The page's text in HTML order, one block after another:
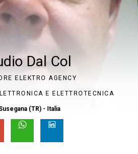
Dal Col
ELEKTRO AGENCY
E ELETTROTECNICA
(TR) - Italia